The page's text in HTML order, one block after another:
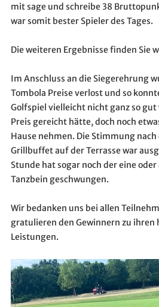
mit sage und schreibe 38
war somit bester Spieler des Tages.
Die weiteren Ergebnisse finden Sie
Im Anschluss an die Siegerehrung
Tombola Preise verlost und so
Golfspiel vielleicht nicht ganz so gut
Preis gereicht hätte, doch noch
Hause nehmen. Die Stimmung
Grillbuffet auf der Terrasse war
Stunde hat sogar noch der eine
Tanzbein geschwungen.
Wir bedanken uns bei allen
gratulieren den Gewinnern zu ihren
Leistungen.